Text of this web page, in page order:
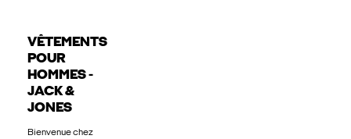
VÊTEMENTS
POUR
HOMMES -
JACK &
JONES
Bienvenue chez